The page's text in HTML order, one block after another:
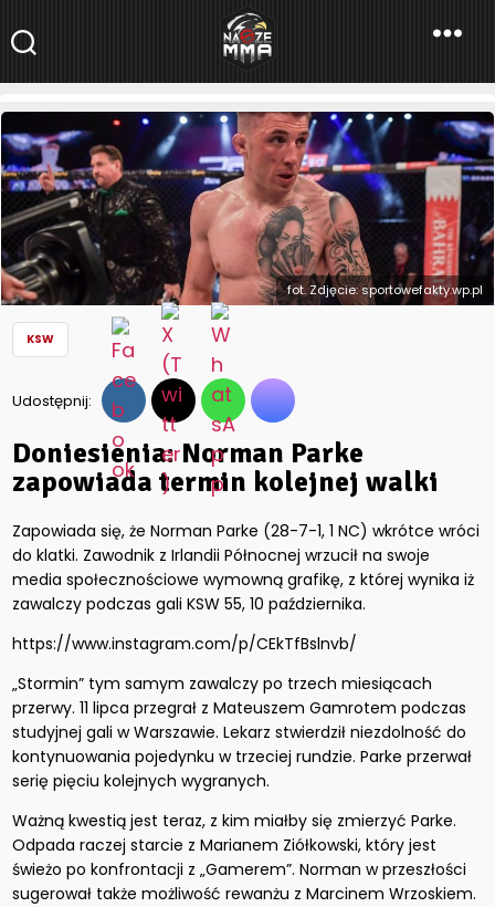
NaszeMMA
NaszeMMA.pl»Aktualności»Polskie MMA»KSW»Doniesienia:
Norman Parke zapowiada termin kolejnej walki
fot. Zdjęcie: sportowefakty.wp.pl
KSW
Udostępnij:
Doniesienia: Norman Parke
zapowiada termin kolejnej walki
Zapowiada się, że Norman Parke (28-7-1, 1 NC) wkrótce wróci
do klatki. Zawodnik z Irlandii Północnej wrzucił na swoje
media społecznościowe wymowną grafikę, z której wynika iż
zawalczy podczas gali KSW 55, 10 października.
https://www.instagram.com/p/CEkTfBslnvb/
„Stormin” tym samym zawalczy po trzech miesiącach
przerwy. 11 lipca przegrał z Mateuszem Gamrotem podczas
studyjnej gali w Warszawie. Lekarz stwierdził niezdolność do
kontynuowania pojedynku w trzeciej rundzie. Parke przerwał
serię pięciu kolejnych wygranych.
Ważną kwestią jest teraz, z kim miałby się zmierzyć Parke.
Odpada raczej starcie z Marianem Ziółkowski, który jest
świeżo po konfrontacji z „Gamerem”. Norman w przeszłości
sugerował także możliwość rewanżu z Marcinem Wrzoskiem.